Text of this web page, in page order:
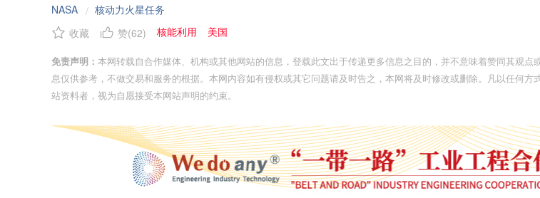
NASA / 核动力火星任务
收藏
赞(62) 核能利用 美国
免责声明： 本网转载自合作媒体、机构或其他网站的信息，登载此文出于传递更多信息之目的，并不意味着赞同其观点
息仅供参考，不做交易和服务的根据。本网内容如有侵权或其它问题请及时告之，本网将及时修改或删除。凡以任何方
站资料者，视为自愿接受本网站声明的约束。